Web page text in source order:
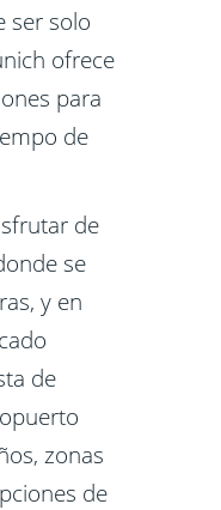
ser solo
ofrece
para
de
de
se
y en
de
zonas
de